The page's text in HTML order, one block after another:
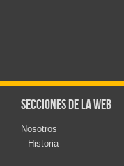
Secciones de la web
Nosotros
Historia